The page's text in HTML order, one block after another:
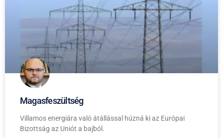
Magasfeszültség
Villamos energiára való átállással húzná ki az Európai
Bizottság az Uniót a bajból.